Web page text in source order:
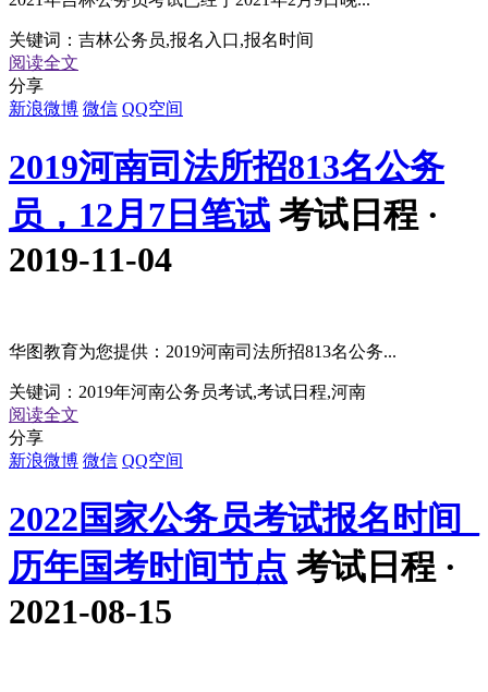
关键词： 吉林公务员,报名入口,报名时间
阅读全文
分享
新浪微博 微信 QQ空间
2019河南司法所招813名公务
员，12月7日笔试 考试日程 ·
2019-11-04
华图教育为您提供：2019河南司法所招813名公务...
关键词： 2019年河南公务员考试,考试日程,河南
阅读全文
分享
新浪微博 微信 QQ空间
2022国家公务员考试报名时间_
历年国考时间节点 考试日程 ·
2021-08-15